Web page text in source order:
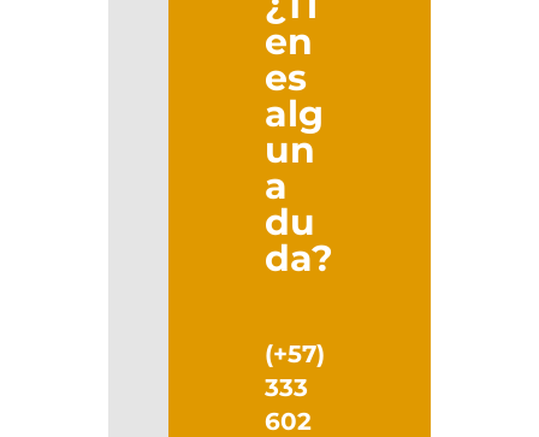
en
es
alg
un
a
du
da?
(+57)
333
602